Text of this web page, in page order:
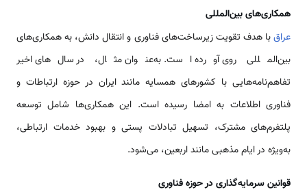
همکاری‌های بین‌المللی
عراقبا هدف تقویت زیرساخت‌های فناوری و انتقال دانش، به همکاری‌های
بین‌المللی روی آورده است. به‌عنوان مثال، در سال‌های اخیر
تفاهم‌نامه‌هایی با کشورهای همسایه مانند ایران در حوزه ارتباطات و
فناوری اطلاعات به امضا رسیده است. این همکاری‌ها شامل توسعه
پلتفرم‌های مشترک، تسهیل تبادلات پستی و بهبود خدمات ارتباطی،
به‌ویژه در ایام مذهبی مانند اربعین، می‌شود.
قوانین سرمایه‌گذاری در حوزه فناوری